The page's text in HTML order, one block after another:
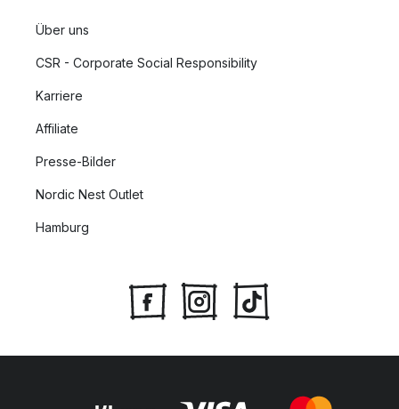
Über uns
CSR - Corporate Social Responsibility
Karriere
Affiliate
Presse-Bilder
Nordic Nest Outlet
Hamburg